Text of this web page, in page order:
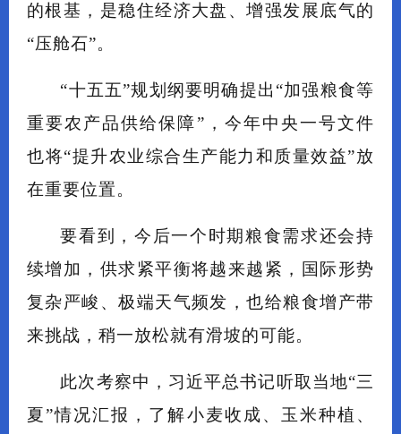
的根基，是稳住经济大盘、增强发展底气的
“压舱石”。
“十五五”规划纲要明确提出“加强粮食等
重要农产品供给保障”，今年中央一号文件
也将“提升农业综合生产能力和质量效益”放
在重要位置。
要看到，今后一个时期粮食需求还会持
续增加，供求紧平衡将越来越紧，国际形势
复杂严峻、极端天气频发，也给粮食增产带
来挑战，稍一放松就有滑坡的可能。
此次考察中，习近平总书记听取当地“三
夏”情况汇报，了解小麦收成、玉米种植、